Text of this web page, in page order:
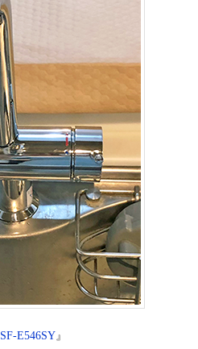
SF-E546SY 』